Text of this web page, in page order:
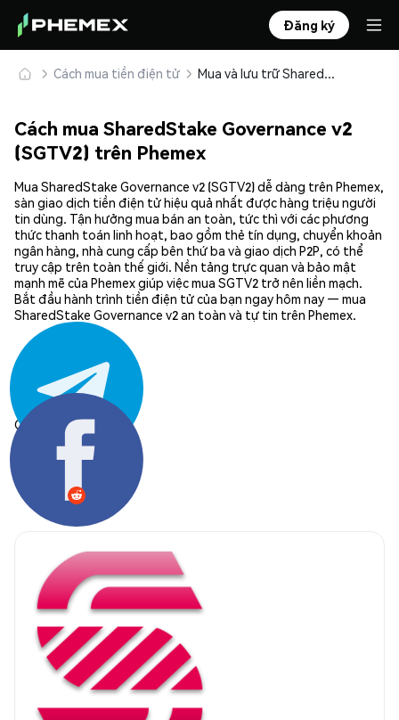
Đăng ký
Cách mua tiền điện tử Mua và lưu trữ SharedStake Governance v2 (SGTV2) an toàn
Cách mua SharedStake Governance v2
(SGTV2) trên Phemex
Mua SharedStake Governance v2 (SGTV2) dễ dàng trên Phemex,
sàn giao dịch tiền điện tử hiệu quả nhất được hàng triệu người
tin dùng. Tận hưởng mua bán an toàn, tức thì với các phương
thức thanh toán linh hoạt, bao gồm thẻ tín dụng, chuyển khoản
ngân hàng, nhà cung cấp bên thứ ba và giao dịch P2P, có thể
truy cập trên toàn thế giới. Nền tảng trực quan và bảo mật
mạnh mẽ của Phemex giúp việc mua SGTV2 trở nên liền mạch.
Bắt đầu hành trình tiền điện tử của bạn ngay hôm nay — mua
SharedStake Governance v2 an toàn và tự tin trên Phemex.
Chia sẻ: